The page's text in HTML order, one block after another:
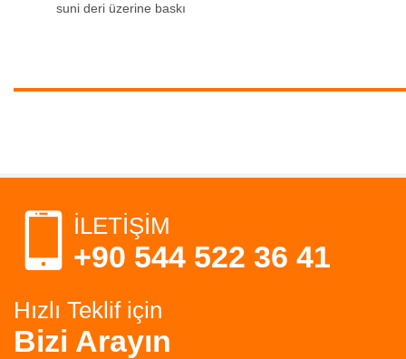
suni deri üzerine baskı
İLETİŞİM
+90 544 522 36 41
Hızlı Teklif için
Bizi Arayın